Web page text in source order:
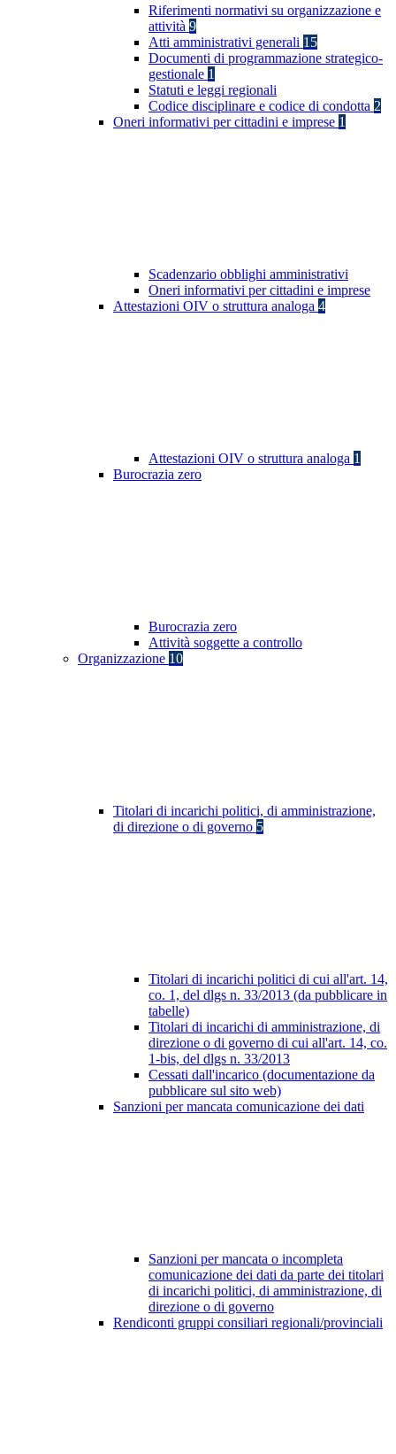
Riferimenti normativi su organizzazione e
attività 9
Atti amministrativi generali 15
Documenti di programmazione strategico-
gestionale 1
Statuti e leggi regionali
Codice disciplinare e codice di condotta 2
Oneri informativi per cittadini e imprese 1
Scadenzario obblighi amministrativi
Oneri informativi per cittadini e imprese
Attestazioni OIV o struttura analoga 4
Attestazioni OIV o struttura analoga 1
Burocrazia zero
Burocrazia zero
Attività soggette a controllo
Organizzazione 10
Titolari di incarichi politici, di amministrazione,
di direzione o di governo 5
Titolari di incarichi politici di cui all'art. 14,
co. 1, del dlgs n. 33/2013 (da pubblicare in
tabelle)
Titolari di incarichi di amministrazione, di
direzione o di governo di cui all'art. 14, co.
1-bis, del dlgs n. 33/2013
Cessati dall'incarico (documentazione da
pubblicare sul sito web)
Sanzioni per mancata comunicazione dei dati
Sanzioni per mancata o incompleta
comunicazione dei dati da parte dei titolari
di incarichi politici, di amministrazione, di
direzione o di governo
Rendiconti gruppi consiliari regionali/provinciali